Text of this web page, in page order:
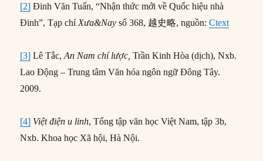
[2] Đinh Văn Tuấn, “Nhận thức mới về Quốc hiệu nhà
Đinh”, Tạp chí Xưa&Naysố 368, 越史略, nguồn:Ctext
[3] Lê Tắc,An Nam chí lược,Trần Kinh Hòa (dịch), Nxb.
Lao Động – Trung tâm Văn hóa ngôn ngữ Đông Tây.
2009.
[4] Việt điện u linh, Tổng tập văn học Việt Nam, tập 3b,
Nxb. Khoa học Xã hội, Hà Nội.